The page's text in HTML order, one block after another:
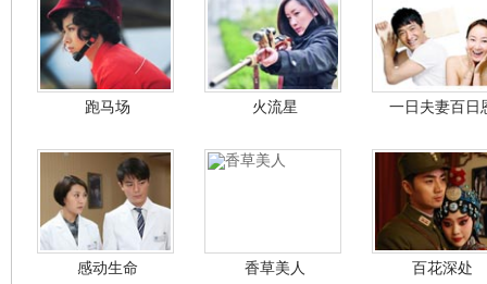
跑马场 火流星 一日夫妻百日
感动生命 香草美人 百花深处